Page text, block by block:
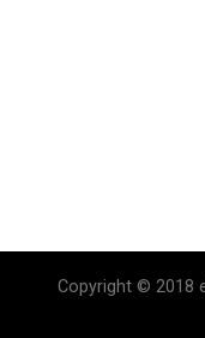
Copyright © 2018